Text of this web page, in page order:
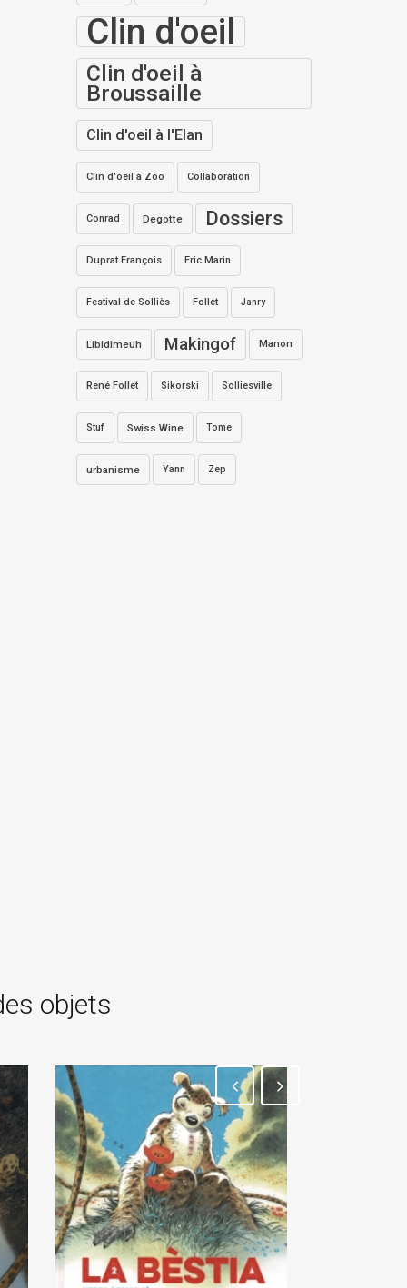
Clin d'oeil
Clin d'oeil à
Broussaille
Clin d'oeil à l'Elan
Clin d'oeil à Zoo Collaboration
Conrad Degotte Dossiers
Duprat François Eric Marin
Festival de Solliès Follet Janry
Libidimeuh Makingof Manon
René Follet Sikorski Solliesville
Stuf Swiss Wine Tome
urbanisme Yann Zep
objets